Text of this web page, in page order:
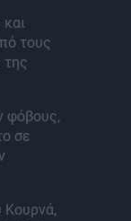
τους
της
φόβους,
σε
Κουρνά,